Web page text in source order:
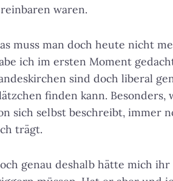
waren.
muss man doch heute nicht
ich im ersten Moment
sind doch liberal
finden kann. Besonders,
sich selbst beschreibt, immer
trägt.
genau deshalb hätte mich